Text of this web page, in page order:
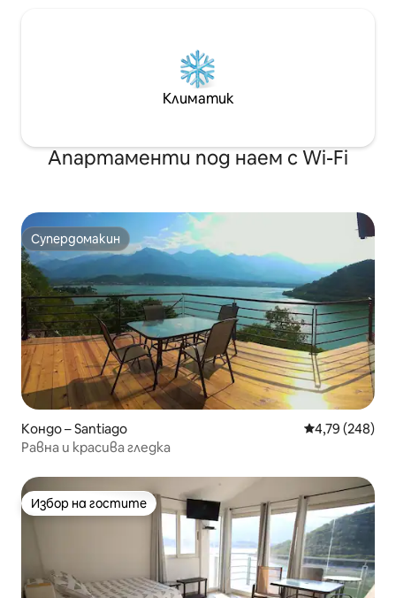
Климатик
Апартаменти под наем с Wi-Fi
Супердомакин
Супердомакин
Кондо – Santiago Средна
4,79 (248)
Равна и красива гледка
Избор на гостите
Избор на гостите